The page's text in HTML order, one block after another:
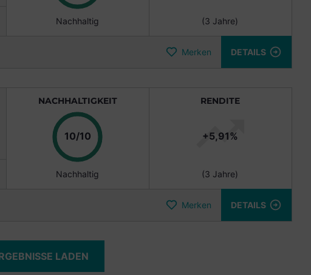
Nachhaltig (3 Jahre)
Merken DETAILS
NACHHALTIGKEIT
10/10
Nachhaltig
RENDITE
+5,91 %
(3 Jahre)
Merken DETAILS
LADEN